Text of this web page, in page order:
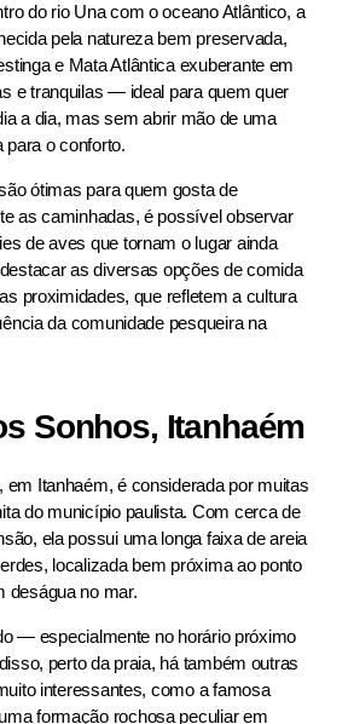
do rio Una com o oceano Atlântico, a
pela natureza bem preservada,
e Mata Atlântica exuberante em
e tranquilas — ideal para quem quer
a dia, mas sem abrir mão de uma
para o conforto.
ótimas para quem gosta de
as caminhadas, é possível observar
de aves que tornam o lugar ainda
as diversas opções de comida
proximidades, que refletem a cultura
da comunidade pesqueira na
Sonhos, Itanhaém
em Itanhaém, é considerada por muitas
do município paulista. Com cerca de
ela possui uma longa faixa de areia
localizada bem próxima ao ponto
deságua no mar.
— especialmente no horário próximo
perto da praia, há também outras
interessantes, como a famosa
formação rochosa peculiar em